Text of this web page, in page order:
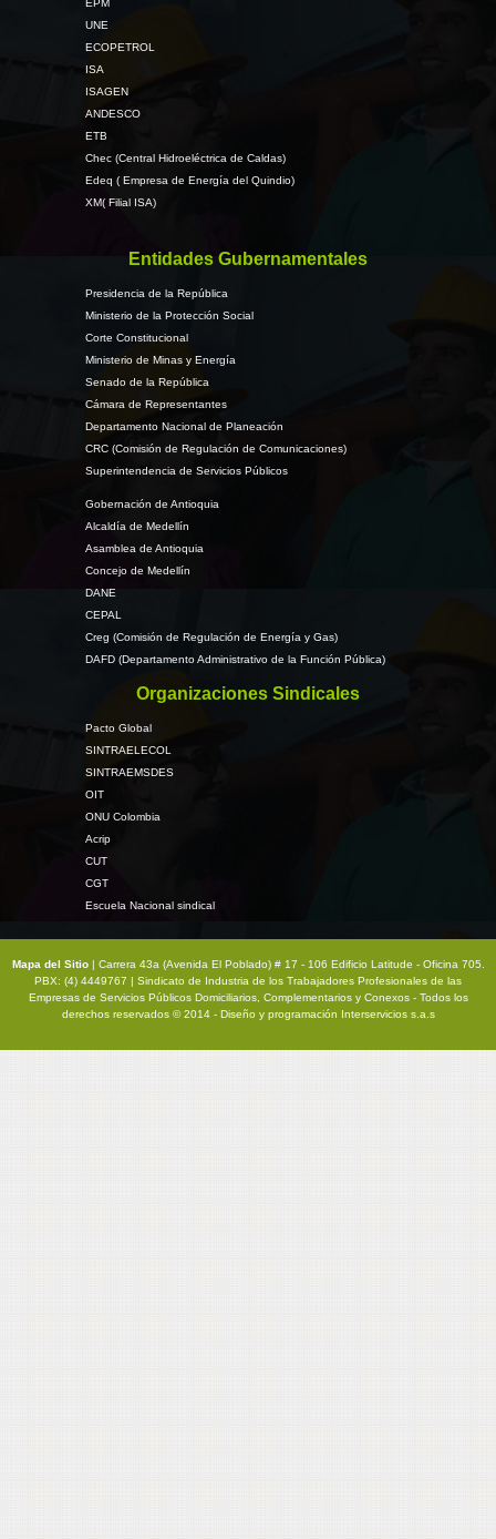
EPM
UNE
ECOPETROL
ISA
ISAGEN
ANDESCO
ETB
Chec (Central Hidroeléctrica de Caldas)
Edeq ( Empresa de Energía del Quindio)
XM( Filial ISA)
Entidades Gubernamentales
Presidencia de la República
Ministerio de la Protección Social
Corte Constitucional
Ministerio de Minas y Energía
Senado de la República
Cámara de Representantes
Departamento Nacional de Planeación
CRC (Comisión de Regulación de Comunicaciones)
Superintendencia de Servicios Públicos
Gobernación de Antioquia
Alcaldía de Medellín
Asamblea de Antioquia
Concejo de Medellín
DANE
CEPAL
Creg (Comisión de Regulación de Energía y Gas)
DAFD (Departamento Administrativo de la Función Pública)
Organizaciones Sindicales
Pacto Global
SINTRAELECOL
SINTRAEMSDES
OIT
ONU Colombia
Acrip
CUT
CGT
Escuela Nacional sindical
Mapa del Sitio | Carrera 43a (Avenida El Poblado) # 17 - 106 Edificio Latitude - Oficina 705.
PBX: (4) 4449767 | Sindicato de Industria de los Trabajadores Profesionales de las
Empresas de Servicios Públicos Domiciliarios, Complementarios y Conexos - Todos los
derechos reservados © 2014 - Diseño y programación Interservicios s.a.s